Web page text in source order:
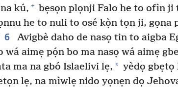
kú, + bẹsọn plọnji Falo he to ofìn
he to nuli to osé kọ̀n tọn ji,
6
Avigbè daho de nasọ tin to aigba
wá aimẹ pọ́n bo ma nasọ wá aimẹ
ma na gbó Islaelivi lẹ, * yèdọ
lẹ, na mìwlẹ nido yọnẹn dọ